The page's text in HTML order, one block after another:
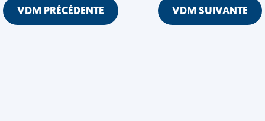
VDM PRÉCÉDENTE VDM SUIVANTE